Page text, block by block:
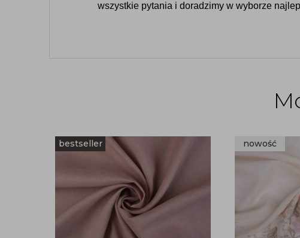
wszystkie pytania i doradzimy w wyborze
bestseller nowość